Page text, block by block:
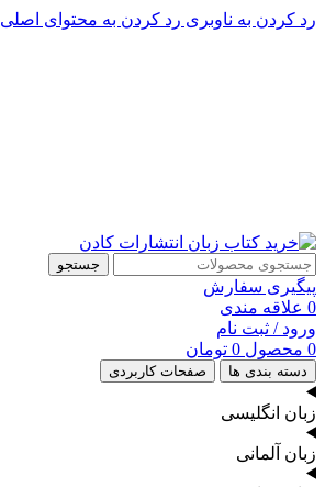
رد کردن به ناوبری رد کردن به محتوای اصلی
جستجو
پیگیری سفارش
0 علاقه مندی
ورود / ثبت نام
0 محصول 0 تومان
دسته بندی ها صفحات کاربردی
زبان انگلیسی
زبان آلمانی